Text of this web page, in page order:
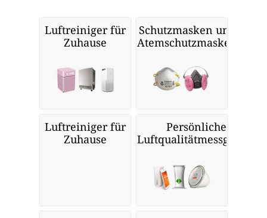
Luftreiniger für
Zuhause
Schutzmasken und
Atemschutzmasken
Luftreiniger für
Zuhause
Persönliche
Luftqualitätmessgeräte